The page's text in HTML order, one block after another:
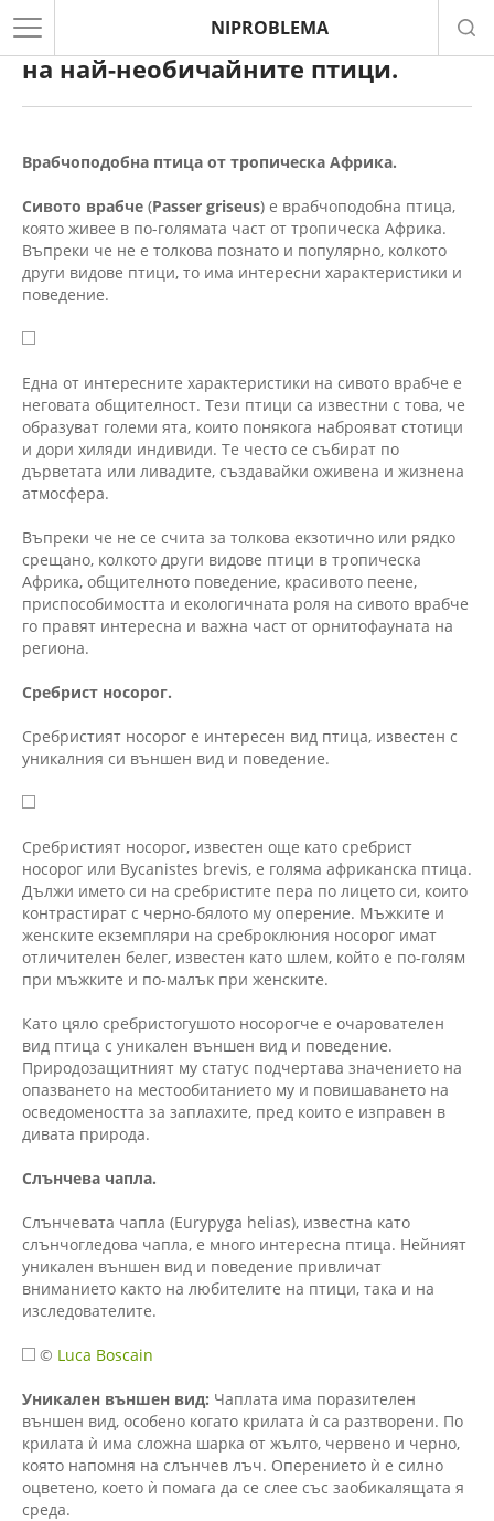
NIPROBLEMA
Екзотични имена на птици. Топ 3
на най-необичайните птици.
Врабчоподобна птица от тропическа Африка.
Сивото врабче (Passer griseus) е врабчоподобна птица,
която живее в по-голямата част от тропическа Африка.
Въпреки че не е толкова познато и популярно, колкото
други видове птици, то има интересни характеристики и
поведение.
Една от интересните характеристики на сивото врабче е
неговата общителност. Тези птици са известни с това, че
образуват големи ята, които понякога наброяват стотици
и дори хиляди индивиди. Те често се събират по
дърветата или ливадите, създавайки оживена и жизнена
атмосфера.
Въпреки че не се счита за толкова екзотично или рядко
срещано, колкото други видове птици в тропическа
Африка, общителното поведение, красивото пеене,
приспособимостта и екологичната роля на сивото врабче
го правят интересна и важна част от орнитофауната на
региона.
Сребрист носорог.
Сребристият носорог е интересен вид птица, известен с
уникалния си външен вид и поведение.
Сребристият носорог, известен още като сребрист
носорог или Bycanistes brevis, е голяма африканска птица.
Дължи името си на сребристите пера по лицето си, които
контрастират с черно-бялото му оперение. Мъжките и
женските екземпляри на среброклюния носорог имат
отличителен белег, известен като шлем, който е по-голям
при мъжките и по-малък при женските.
Като цяло сребристогушото носорогче е очарователен
вид птица с уникален външен вид и поведение.
Природозащитният му статус подчертава значението на
опазването на местообитанието му и повишаването на
осведомеността за заплахите, пред които е изправен в
дивата природа.
Слънчева чапла.
Слънчевата чапла (Eurypyga helias), известна като
слънчогледова чапла, е много интересна птица. Нейният
уникален външен вид и поведение привличат
вниманието както на любителите на птици, така и на
изследователите.
© Luca Boscain
Уникален външен вид: Чаплата има поразителен
външен вид, особено когато крилата ѝ са разтворени. По
крилата ѝ има сложна шарка от жълто, червено и черно,
която напомня на слънчев лъч. Оперението ѝ е силно
оцветено, което ѝ помага да се слее със заобикалящата я
среда.